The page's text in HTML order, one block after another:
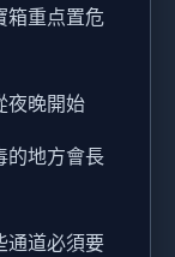
箱重点置危
夜晚開始
的地方會長
通道必須要